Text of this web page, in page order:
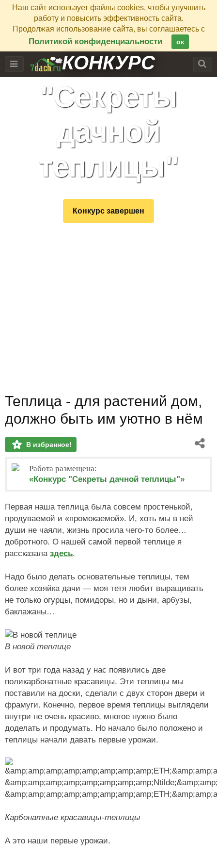
КОНКУРС
"Секреты
дачной
теплицы"
Конкурс завершен
Наш сайт использует файлы cookies, чтобы улучшить
работу и повысить эффективность сайта.
Продолжая использование сайта, вы соглашаетесь с
Политикой конфиденциальности ок
Теплица - для растений дом,
должно быть им уютно в нём
В избранное!
Работа размещена:
«Конкурс "Секреты дачной теплицы"»
Первая наша теплица была совсем простенькой,
продуваемой и «промокаемой». И, хоть мы в ней
души не чаяли, жизнь просила чего-то более…
добротного. О нашей самой первой теплице я
рассказала здесь.
Надо было делать основательные теплицы, тем
более хозяйка дачи — моя тетя любит выращивать
не только огурцы, помидоры, но и дыни, арбузы,
баклажаны…
В новой теплице
И вот три года назад у нас появились две
поликарбонатные красавицы. Эти теплицы мы
поставили на доски, сделали с двух сторон двери и
фрамуги. Конечно, первое время теплицы выглядели
внутри не очень красиво, многое нужно было
доделать и продумать. Но начало было положено и
теплицы начали давать первые урожаи.
Карбонатные красавицы-теплицы
А это наши первые урожаи.